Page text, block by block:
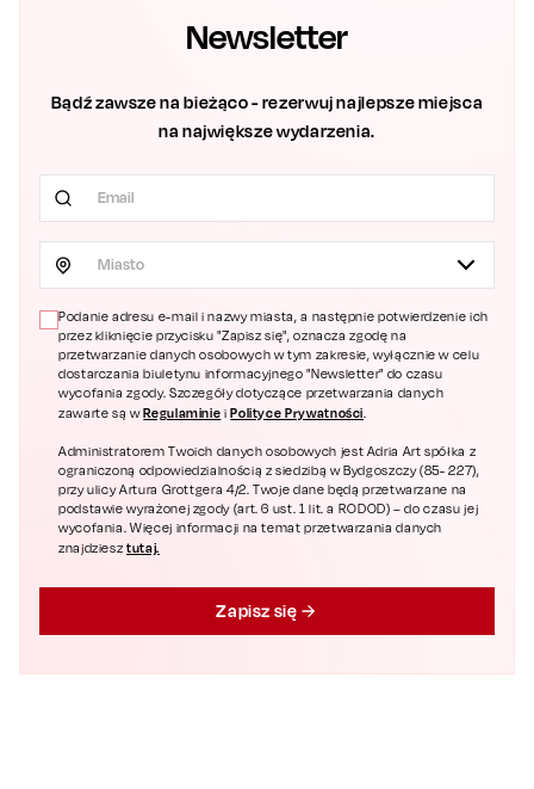
Newsletter
Bądź zawsze na bieżąco - rezerwuj najlepsze miejsca
na największe wydarzenia.
Miasto
Podanie adresu e-mail i nazwy miasta, a następnie potwierdzenie ich
przez kliknięcie przycisku "Zapisz się", oznacza zgodę na
przetwarzanie danych osobowych w tym zakresie, wyłącznie w celu
dostarczania biuletynu informacyjnego "Newsletter" do czasu
wycofania zgody. Szczegóły dotyczące przetwarzania danych
zawarte są wRegulaminie iPolityce Prywatności
Administratorem Twoich danych osobowych jest Adria Art spółka z
ograniczoną odpowiedzialnością z siedzibą w Bydgoszczy (85- 227),
przy ulicy Artura Grottgera 4/2. Twoje dane będą przetwarzane na
podstawie wyrażonej zgody (art. 6 ust. 1 lit. a RODOD) – do czasu jej
wycofania. Więcej informacji na temat przetwarzania danych
znajdziesztutaj.
Zapisz się